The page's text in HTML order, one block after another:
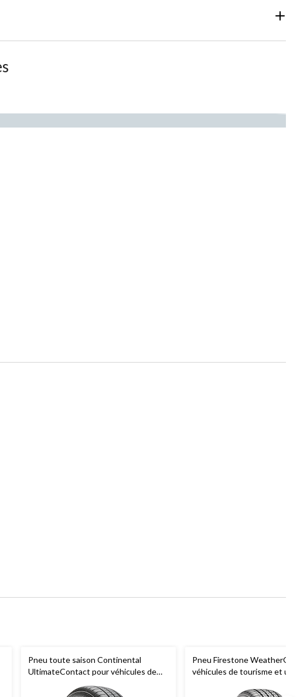
Pneu toute saison Continental
UltimateContact pour véhicules de
Pneu Firestone
véhicules de tourisme et